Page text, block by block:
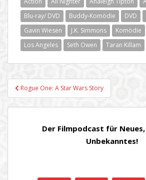
Blu-ray/ DVD
Buddy-Komödie DVD
Gavin Wiesen
J.K. Simmons Komödie
Los Angeles
Seth Owen Taran Killam
Beitragsnavigation
Rogue One: A Star Wars Story
Der Filmpodcast für
Unbekanntes!